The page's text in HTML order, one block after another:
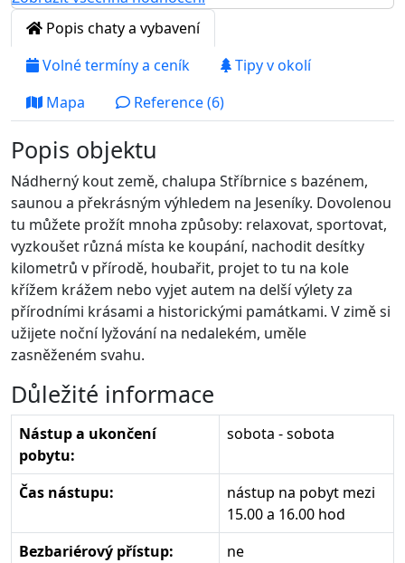
Popis chaty a vybavení
Volné termíny a ceník
Tipy v okolí
Mapa
Reference (6)
Popis objektu
Nádherný kout země, chalupa Stříbrnice s bazénem,
saunou a překrásným výhledem na Jeseníky. Dovolenou
tu můžete prožít mnoha způsoby: relaxovat, sportovat,
vyzkoušet různá místa ke koupání, nachodit desítky
kilometrů v přírodě, houbařit, projet to tu na kole
křížem krážem nebo vyjet autem na delší výlety za
přírodními krásami a historickými památkami. V zimě si
užijete noční lyžování na nedalekém, uměle
zasněženém svahu.
Důležité informace
Nástup a ukončení
pobytu:
sobota - sobota
Čas nástupu:
nástup na pobyt mezi
15.00 a 16.00 hod
Bezbariérový přístup:
ne